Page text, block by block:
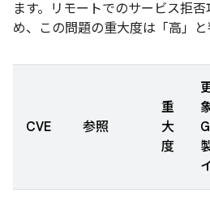
ます。リモートでのサービス拒
め、この問題の重大度は「高」と
CVE 参照
重
大
度